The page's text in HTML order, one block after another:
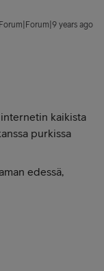
Forum|Forum|9 years ago
kaikista
purkissa
edessä,